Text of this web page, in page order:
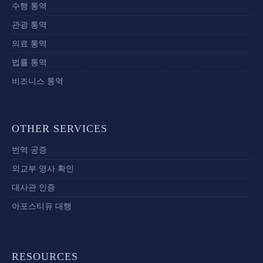
수행 통역
관광 통역
의료 통역
법률 통역
비즈니스 통역
OTHER SERVICES
번역 공증
외교부 영사 확인
대사관 인증
아포스티유 대행
RESOURCES